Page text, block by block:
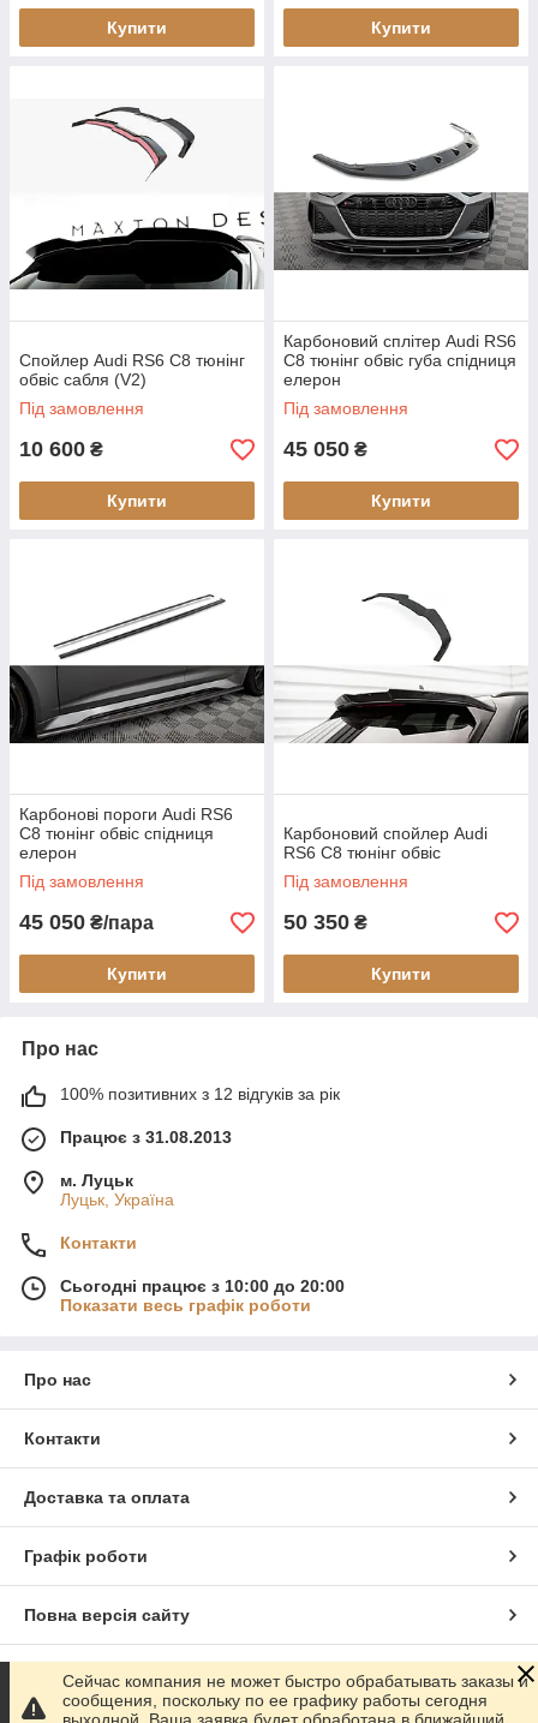
Купити Купити
Спойлер Audi RS6 C8 тюнінг
обвіс сабля (V2)
Під замовлення
10 600 ₴
Купити
Карбоновий сплітер Audi RS6
C8 тюнінг обвіс губа спідниця
елерон
Під замовлення
45 050 ₴
Купити
Карбонові пороги Audi RS6
C8 тюнінг обвіс спідниця
елерон
Під замовлення
45 050 ₴/пара
Купити
Карбоновий спойлер Audi
RS6 C8 тюнінг обвіс
Під замовлення
50 350 ₴
Купити
Про нас
100% позитивних з 12 відгуків за рік
Працює з 31.08.2013
м. Луцьк
Луцьк, Україна
Контакти
Сьогодні працює з 10:00 до 20:00
Показати весь графік роботи
Про нас
Контакти
Доставка та оплата
Графік роботи
Повна версія сайту
Сайт створено на маркетплейсі Prom.ua
Сейчас компания не может быстро обрабатывать заказы и
сообщения, поскольку по ее графику работы сегодня